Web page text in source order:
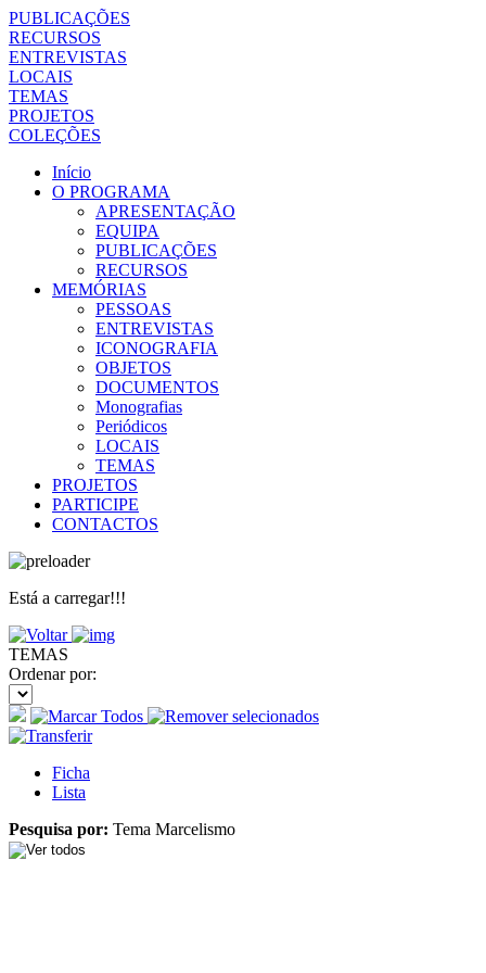
PUBLICAÇÕES
RECURSOS
ENTREVISTAS
LOCAIS
TEMAS
PROJETOS
COLEÇÕES
Início
O PROGRAMA
APRESENTAÇÃO
EQUIPA
PUBLICAÇÕES
RECURSOS
MEMÓRIAS
PESSOAS
ENTREVISTAS
ICONOGRAFIA
OBJETOS
DOCUMENTOS
Monografias
Periódicos
LOCAIS
TEMAS
PROJETOS
PARTICIPE
CONTACTOS
Está a carregar!!!
TEMAS
Ordenar por:
Ficha
Lista
Pesquisa por: Tema Marcelismo